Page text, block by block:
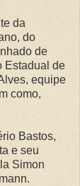
da
do
de
Estadual de
equipe
como,
Bastos,
e seu
Simon